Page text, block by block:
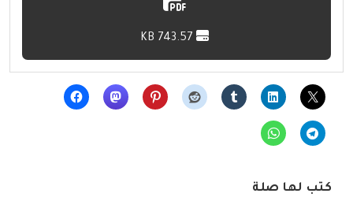
كتب لها صلة